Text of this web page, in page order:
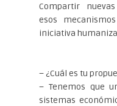
Compartir
esos
iniciativa
– ¿Cuál es tu
– Tenemos que
sistemas